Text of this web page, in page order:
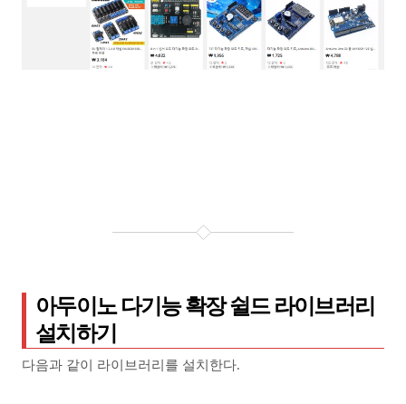
아두이노 다기능 확장 쉴드 라이브러리
설치하기
다음과 같이 라이브러리를 설치한다.